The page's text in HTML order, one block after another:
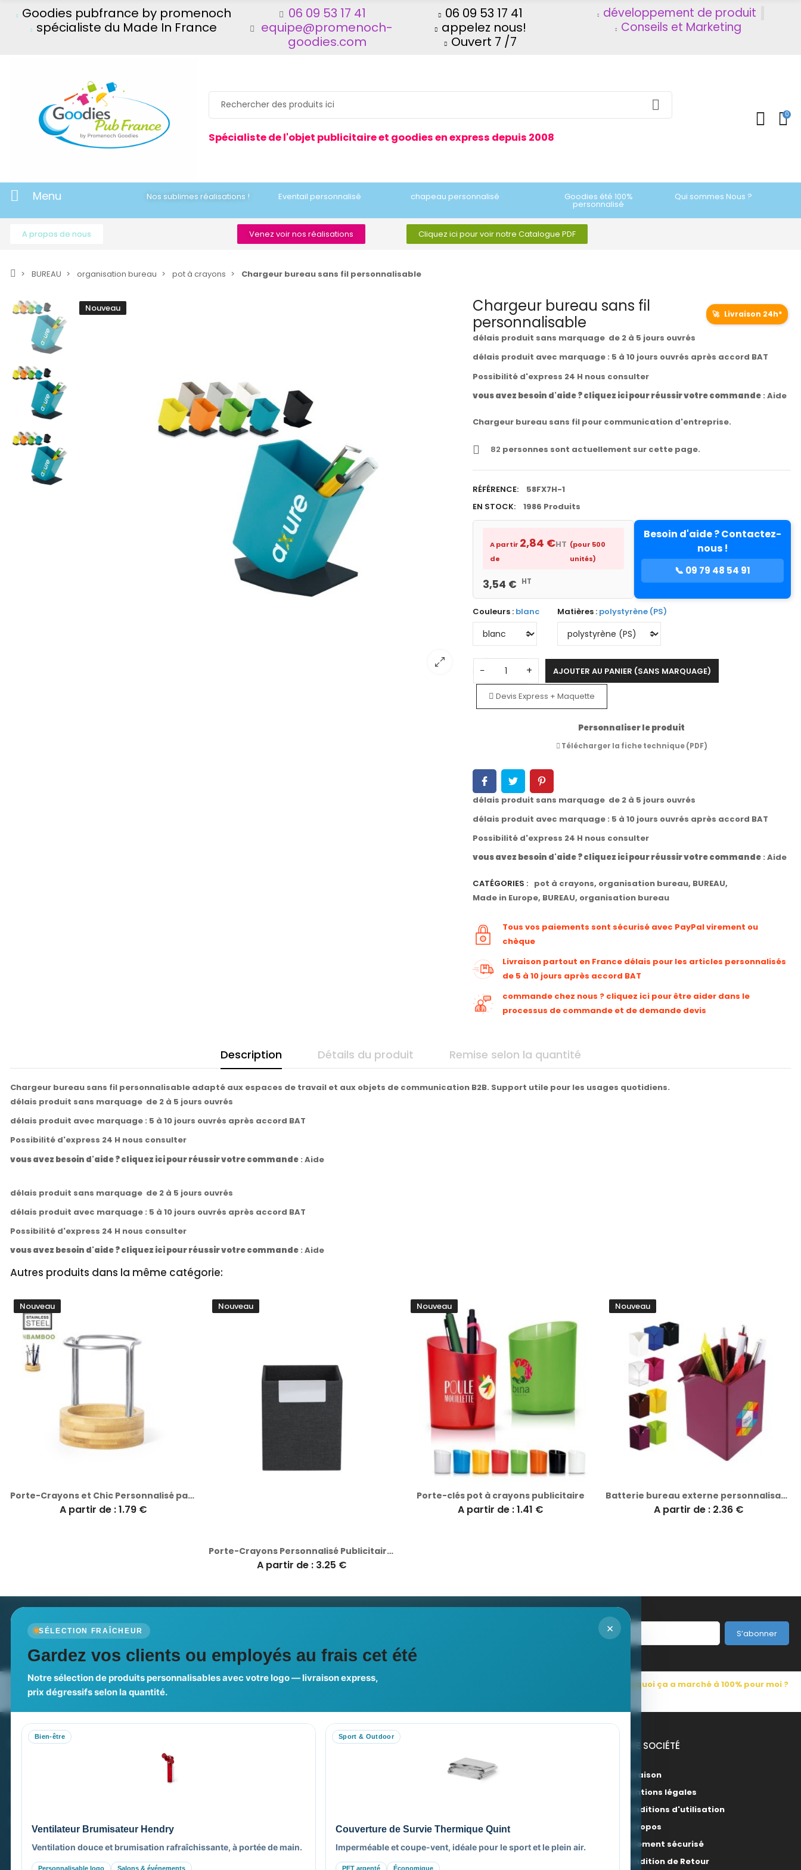
Goodies pubfrance by promenoch
spécialiste du Made In France
06 09 53 17 41
equipe@promenoch-
goodies.com
06 09 53 17 41
appelez nous!
Ouvert 7 /7
développement de produit
Conseils et Marketing
Spécialiste de l'objet publicitaire et goodies en express depuis 2008
0
Menu Nos sublimes réalisations ! Eventail personnalisé chapeau personnalisé Goodies été 100%
personnalisé
Qui sommes Nous ?
A propos de nous Venez voir nos réalisations Cliquez ici pour voir notre Catalogue PDF
BUREAU organisation bureau pot à crayons Chargeur bureau sans fil personnalisable
Nouveau
Chargeur bureau sans fil
personnalisable
🚀 Livraison 24h*
délais produit sans marquage de 2 à 5 jours ouvrés
délais produit avec marquage : 5 à 10 jours ouvrés après accord BAT
Possibilité d'express 24 H nous consulter
vous avez besoin d'aide ? cliquez ici pour réussir votre commande: Aide
Chargeur bureau sans fil pour communication d'entreprise.
82 personnes sont actuellement sur cette page.
RÉFÉRENCE:
58FX7H-1
EN STOCK:
1986 Produits
A partir
de
2,84 €HT (pour 500
unités)
3,54 € HT
Besoin d'aide ? Contactez-
nous !
📞 09 79 48 54 91
Couleurs : blanc Matières : polystyrène (PS)
− + AJOUTER AU PANIER (SANS MARQUAGE)
Devis Express + Maquette
Personnaliser le produit
Télécharger la fiche technique (PDF)
délais produit sans marquage de 2 à 5 jours ouvrés
délais produit avec marquage : 5 à 10 jours ouvrés après accord BAT
Possibilité d'express 24 H nous consulter
vous avez besoin d'aide ? cliquez ici pour réussir votre commande: Aide
CATÉGORIES : pot à crayons, organisation bureau, BUREAU,
Made in Europe, BUREAU, organisation bureau
Tous vos paiements sont sécurisé avec PayPal virement ou
chèque
Livraison partout en France délais pour les articles personnalisés
de 5 à 10 jours après accord BAT
commande chez nous ? cliquez ici pour être aider dans le
processus de commande et de demande devis
Description Détails du produit Remise selon la quantité
Chargeur bureau sans fil personnalisable adapté aux espaces de travail et aux objets de communication B2B. Support utile pour les usages quotidiens.
délais produit sans marquage de 2 à 5 jours ouvrés
délais produit avec marquage : 5 à 10 jours ouvrés après accord BAT
Possibilité d'express 24 H nous consulter
vous avez besoin d'aide ? cliquez ici pour réussir votre commande : Aide
délais produit sans marquage de 2 à 5 jours ouvrés
délais produit avec marquage : 5 à 10 jours ouvrés après accord BAT
Possibilité d'express 24 H nous consulter
vous avez besoin d'aide ? cliquez ici pour réussir votre commande : Aide
Autres produits dans la même catégorie:
Nouveau
Porte-Crayons et Chic Personnalisé pas cher Oswin
A partir de : 1.79 €
Nouveau
Porte-Crayons Personnalisé Publicitaire Xadry
A partir de : 3.25 €
Nouveau
Porte-clés pot à crayons publicitaire
A partir de : 1.41 €
Nouveau
Batterie bureau externe personnalisable
A partir de : 2.36 €
×
SÉLECTION FRAÎCHEUR
Gardez vos clients ou employés au frais cet été
Notre sélection de produits personnalisables avec votre logo — livraison express,
prix dégressifs selon la quantité.
Bien-être
Ventilateur Brumisateur Hendry
Ventilation douce et brumisation rafraîchissante, à portée de main.
Personnalisable logo Salons & événements
Sport & Outdoor
Couverture de Survie Thermique Quint
Imperméable et coupe-vent, idéale pour le sport et le plein air.
PET argenté Économique
Newsletter
Recevez nos dernières nouvelles et nos offres spéciales
S’abonner
Nos expertises & accompagnement
global
Pourquoi nous choisir ? Pourquoi ça a marché à 100% pour moi ?
PROMENOCH GOODIES
Goodies Pubfrance est édité par Promenoch
equipe@promenoch-goodies.com
Mes informations
Nos Promotions
Plan du site
NOTRE SOCIÉTÉ
Livraison
Mentions légales
Conditions d'utilisation
A propos
Paiement sécurisé
Condition de Retour